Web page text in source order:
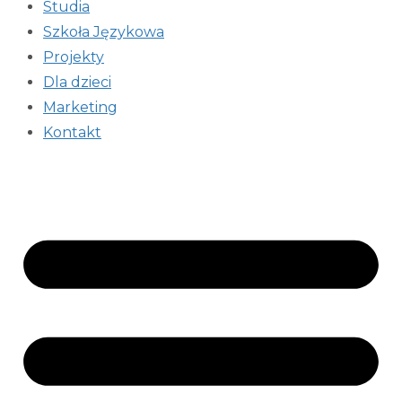
Studia
Szkoła Językowa
Projekty
Dla dzieci
Marketing
Kontakt